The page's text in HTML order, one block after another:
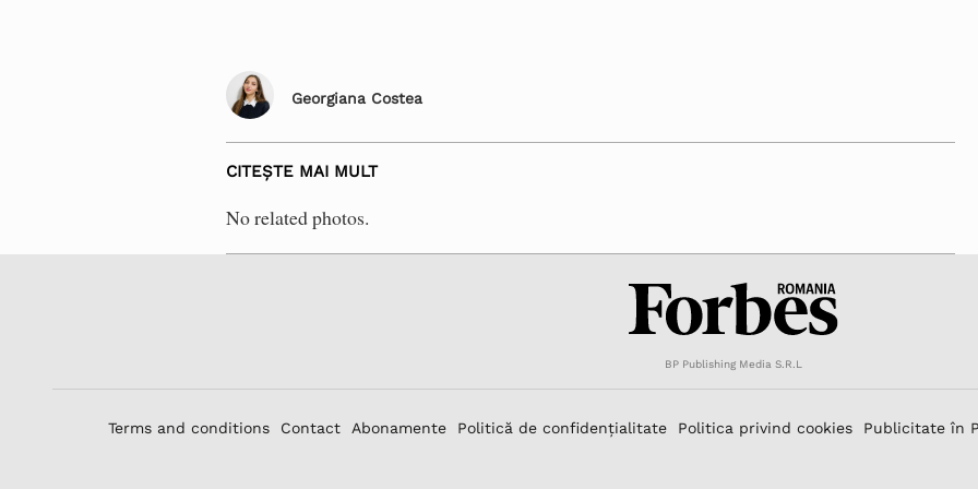
Georgiana Costea
CITEȘTE MAI MULT
No related photos.
BP Publishing Media S.R.L
Terms and conditions Contact Abonamente Politică de confidențialitate Politica privind cookies Publicitate în